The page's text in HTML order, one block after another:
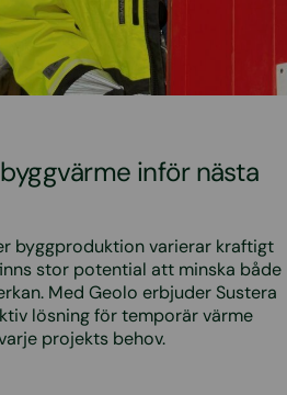
inför nästa
byggproduktion varierar kraftigt
stor potential att minska både
Med Geolo erbjuder Sustera
lösning för temporär värme
projekts behov.